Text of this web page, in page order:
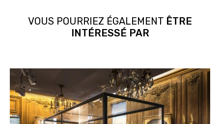
VOUS POURRIEZ ÉGALEMENT ÊTRE
INTÉRESSÉ PAR